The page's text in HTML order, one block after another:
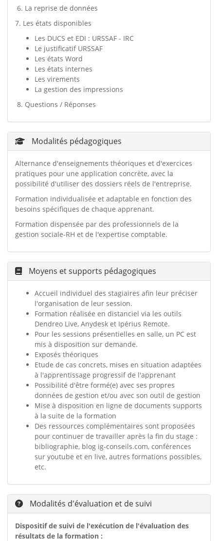
6. La reprise de données
7. Les états disponibles
Les DUCS et EDI : URSSAF - IRC
Le justificatif URSSAF
Les états Word
Les états internes
Les virements
La gestion des impressions
8. Questions / Réponses
Modalités pédagogiques
Alternance d'enseignements théoriques et d'exercices
pratiques pour une application concrète, avec la
possibilité d'utiliser des dossiers réels de l'entreprise.
Formation individualisée et adaptable en fonction des
besoins spécifiques de chaque apprenant.
Formation dispensée par des professionnels de la
gestion sociale-RH et de l'expertise comptable.
Moyens et supports pédagogiques
Accueil individuel des stagiaires afin leur préciser
l'organisation de leur session.
Formation réalisée en distanciel via les outils
Dendreo Live, Anydesk et Ipérius Remote.
Pour les sessions présentielles en salle, un PC est
mis à disposition sur demande.
Exposés théoriques
Etude de cas concrets, mises en situation adaptées
à l'apprentissage progressif de l'apprenant
Possibilité d'être formé(e) avec ses propres
données de gestion et/ou avec son outil de gestion
Mise à disposition en ligne de documents supports
à la suite de la formation
Des ressources complémentaires sont proposées
pour continuer de travailler après la fin du stage :
bibliographie, blog ig-conseils.com, conférences
sur youtube et en live, autres formations possibles,
etc.
Modalités d'évaluation et de suivi
Dispositif de suivi de l'exécution de l'évaluation des
résultats de la formation :